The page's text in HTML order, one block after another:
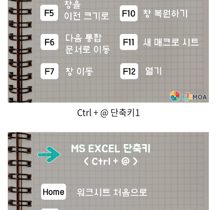
Ctrl + @ 단축키1